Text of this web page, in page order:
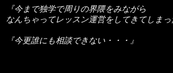
『今まで独学で周りの界隈をみながら
なんちゃってレッスン運営をしてきてしまっ
『今更誰にも相談できない・・・』